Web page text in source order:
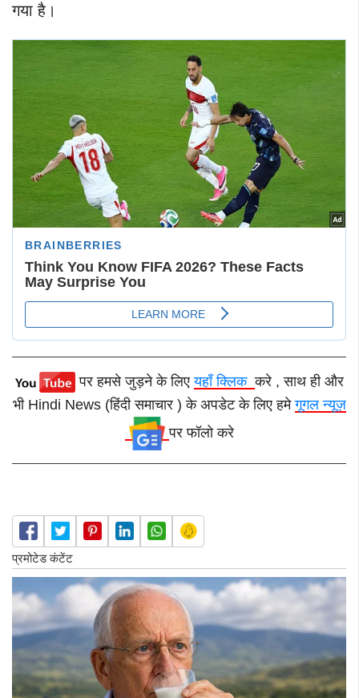
गया है।
पर हमसे जुड़ने के लिएयहाँ क्लिककरे , साथ ही और
भी Hindi News (हिंदी समाचार ) के अपडेट के लिए हमेगूगल न्यूज़
पर फॉलो करे